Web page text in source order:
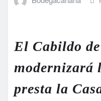
El Cabildo
modernizará
presta la